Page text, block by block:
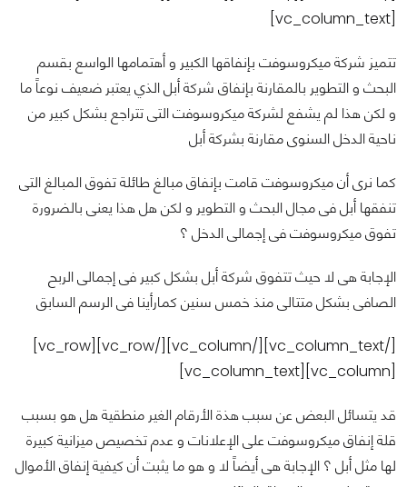
تتميز شركة ميكروسوفت بإنفاقها الكبير و أهتمامها الواسع بقسم
البحث و التطوير بالمقارنة بإنفاق شركة أبل الذي يعتبر ضعيف نوعاً ما
و لكن هذا لم يشفع لشركة ميكروسوفت التى تتراجع بشكل كبير من
ناحية الدخل السنوى مقارنة بشركة أبل
كما نرى أن ميكروسوفت قامت بإنفاق مبالغ طائلة تفوق المبالغ التى
تنفقها أبل فى مجال البحث و التطوير و لكن هل هذا يعنى بالضرورة
تفوق ميكروسوفت فى إجمالى الدخل ؟
الإجابة هى لا حيث تتفوق شركة أبل بشكل كبير فى إجمالى الربح
الصافى بشكل متتالى منذ خمس سنين كمارأينا فى الرسم السابق
قد يتسائل البعض عن سبب هذة الأرقام الغير منطقية هل هو بسبب
قلة إنفاق ميكروسوفت على الإعلانات و عدم تخصيص ميزانية كبيرة
لها مثل أبل ؟ الإجابة هى أيضاً لا و هو ما يثبت أن كيفية إنفاق الأموال